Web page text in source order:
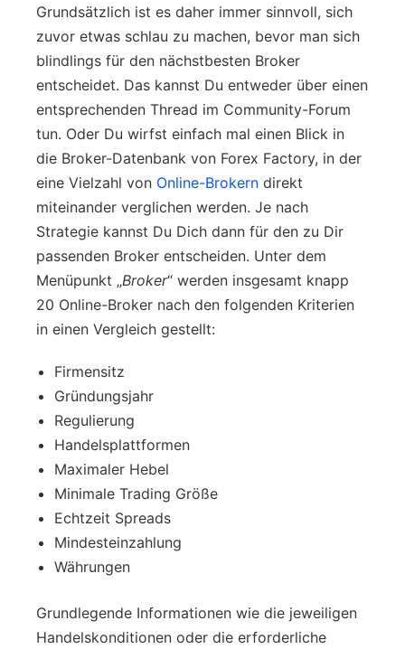
Grundsätzlich ist es daher immer sinnvoll, sich
zuvor etwas schlau zu machen, bevor man sich
blindlings für den nächstbesten Broker
entscheidet. Das kannst Du entweder über einen
entsprechenden Thread im Community-Forum
tun. Oder Du wirfst einfach mal einen Blick in
die Broker-Datenbank von Forex Factory, in der
eine Vielzahl von Online-Brokern direkt
miteinander verglichen werden. Je nach
Strategie kannst Du Dich dann für den zu Dir
passenden Broker entscheiden. Unter dem
Menüpunkt „Broker“ werden insgesamt knapp
20 Online-Broker nach den folgenden Kriterien
in einen Vergleich gestellt:
Firmensitz
Gründungsjahr
Regulierung
Handelsplattformen
Maximaler Hebel
Minimale Trading Größe
Echtzeit Spreads
Mindesteinzahlung
Währungen
Grundlegende Informationen wie die jeweiligen
Handelskonditionen oder die erforderliche